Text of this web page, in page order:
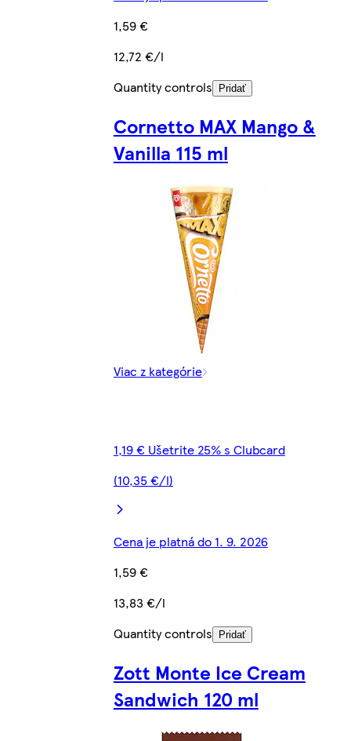
1,59 €
12,72 €/l
Quantity controls
Pridať
Cornetto MAX Mango &
Vanilla 115 ml
Viac z kategórie
1,19 € Ušetrite 25% s Clubcard
(10,35 €/l)
Cena je platná do 1. 9. 2026
1,59 €
13,83 €/l
Quantity controls
Pridať
Zott Monte Ice Cream
Sandwich 120 ml